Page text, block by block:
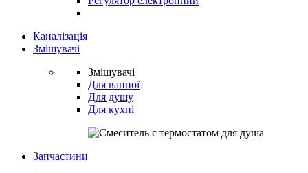
Каналізація
Змішувачі
Змішувачі
Для ванної
Для душу
Для кухні
Запчастини